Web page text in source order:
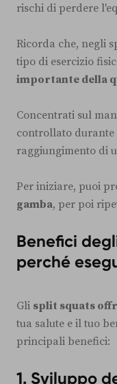
rischi di perdere
Ricorda che, negli
tipo di esercizio
importante della
Concentrati sul
controllato durante
raggiungimento di
Per iniziare, puoi
gamba, per poi
Benefici
perché
Gli split squats
tua salute e il tuo
principali benefici:
1. Sviluppo